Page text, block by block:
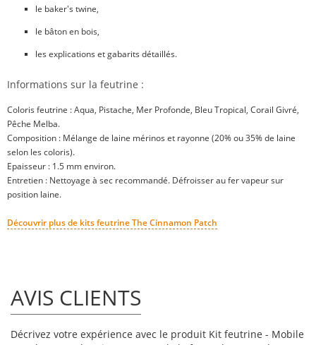
le baker's twine,
le bâton en bois,
les explications et gabarits détaillés.
Informations sur la feutrine :
Coloris feutrine : Aqua, Pistache, Mer Profonde, Bleu Tropical, Corail Givré,
Pêche Melba.
Composition : Mélange de laine mérinos et rayonne (20% ou 35% de laine
selon les coloris).
Epaisseur : 1.5 mm environ.
Entretien : Nettoyage à sec recommandé. Défroisser au fer vapeur sur
position laine.
Découvrir plus de kits feutrine The Cinnamon Patch
AVIS CLIENTS
Décrivez votre expérience avec le produit Kit feutrine - Mobile